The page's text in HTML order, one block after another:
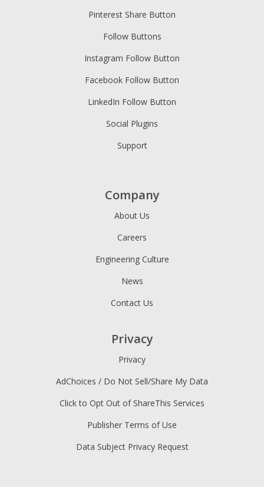
Pinterest Share Button
Follow Buttons
Instagram Follow Button
Facebook Follow Button
LinkedIn Follow Button
Social Plugins
Support
Company
About Us
Careers
Engineering Culture
News
Contact Us
Privacy
Privacy
AdChoices / Do Not Sell/Share My Data
Click to Opt Out of ShareThis Services
Publisher Terms of Use
Data Subject Privacy Request